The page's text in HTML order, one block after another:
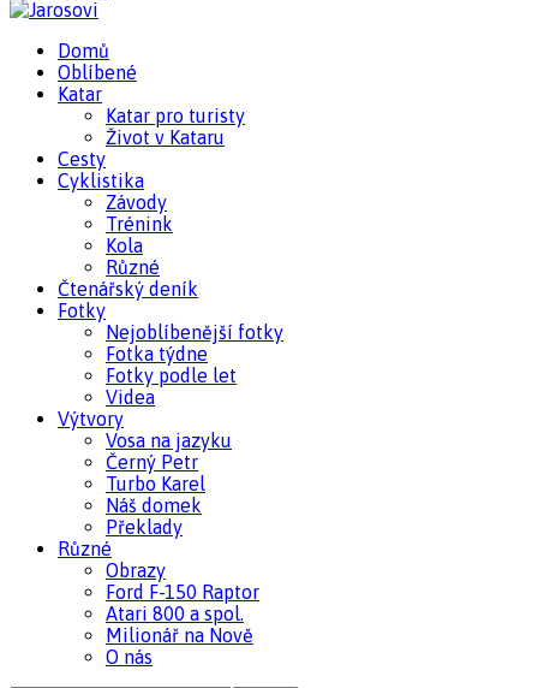
Domů
Oblíbené
Katar
Katar pro turisty
Život v Kataru
Cesty
Cyklistika
Závody
Trénink
Kola
Různé
Čtenářský deník
Fotky
Nejoblíbenější fotky
Fotka týdne
Fotky podle let
Videa
Výtvory
Vosa na jazyku
Černý Petr
Turbo Karel
Náš domek
Překlady
Různé
Obrazy
Ford F-150 Raptor
Atari 800 a spol.
Milionář na Nově
O nás